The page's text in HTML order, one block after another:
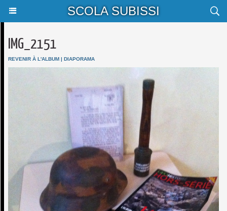
SCOLA SUBISSI
IMG_2151
REVENIR À L'ALBUM | DIAPORAMA